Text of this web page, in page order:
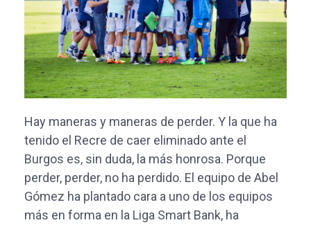
Hay maneras y maneras de perder. Y la que ha
tenido el Recre de caer eliminado ante el
Burgos es, sin duda, la más honrosa. Porque
perder, perder, no ha perdido. El equipo de Abel
Gómez ha plantado cara a uno de los equipos
más en forma en la Liga Smart Bank, ha